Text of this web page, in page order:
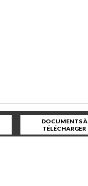
DOCUMENTS À
TÉLÉCHARGER